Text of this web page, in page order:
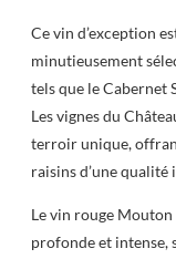
Ce vin d’exception
minutieusement
tels que le Cabernet
Les vignes du
terroir unique,
raisins d’une qualité
Le vin rouge
profonde et intense,